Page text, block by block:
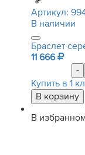
Артикул:
В наличии
Браслет
11 666
-
Купить в 1
В избранном